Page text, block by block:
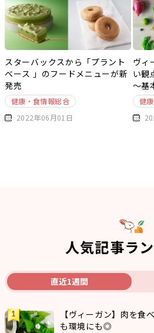
スターバックスから「プラント
ベース 」のフードメニューが新
発売
健康・食情報総合
2022年06月01日
ヴィ
い観
～基
健
人気記事ラ
直近1週間
【ヴィーガン】肉を食
も環境にも◎